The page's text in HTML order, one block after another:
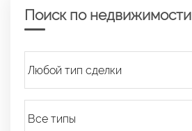
Поиск по недвижимости